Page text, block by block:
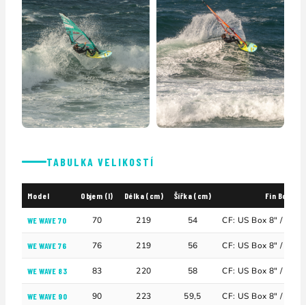
TABULKA VELIKOSTÍ
Model Objem (l) Délka (cm) Šířka (cm) Fin Box
WE WAVE 70 70 219 54 CF: US Box 8" / SF:
WE WAVE 76 76 219 56 CF: US Box 8" / SF:
WE WAVE 83 83 220 58 CF: US Box 8" / SF:
WE WAVE 90 90 223 59,5 CF: US Box 8" / SF: